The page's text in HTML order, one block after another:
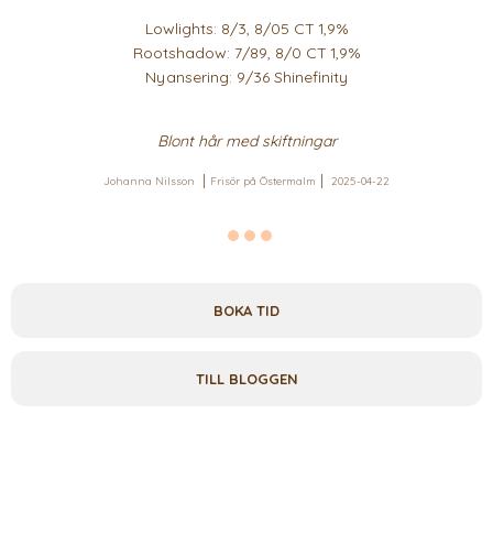
Lowlights: 8/3, 8/05 CT 1,9%
Rootshadow: 7/89, 8/0 CT 1,9%
Nyansering: 9/36 Shinefinity
Blont hår med skiftningar
Johanna Nilsson Frisör på Östermalm 2025-04-22
BOKA TID
TILL BLOGGEN